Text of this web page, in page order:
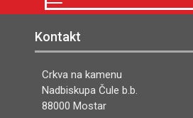
Kontakt
Crkva na kamenu
Nadbiskupa Čule b.b.
88000 Mostar